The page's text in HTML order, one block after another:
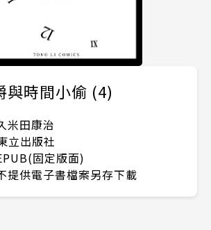
與時間小偷 (4)
米田康治
立出版社
固定版面)
提供電子書檔案另存下載